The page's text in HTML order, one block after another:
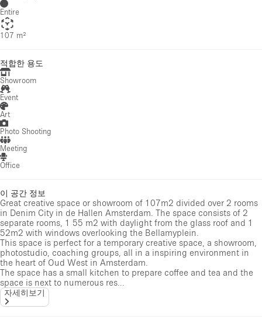
Entire
107 m²
적합한 용도
Showroom
Event
Art
Photo Shooting
Meeting
Office
이 공간 정보
Great creative space or showroom of 107m2 divided over 2 rooms
in Denim City in de Hallen Amsterdam. The space consists of 2
separate rooms, 1 55 m2 with daylight from the glass roof and 1
52m2 with windows overlooking the Bellamyplein.
This space is perfect for a temporary creative space, a showroom,
photostudio, coaching groups, all in a inspiring environment in
the heart of Oud West in Amsterdam.
The space has a small kitchen to prepare coffee and tea and the
space is next to numerous res...
자세히보기